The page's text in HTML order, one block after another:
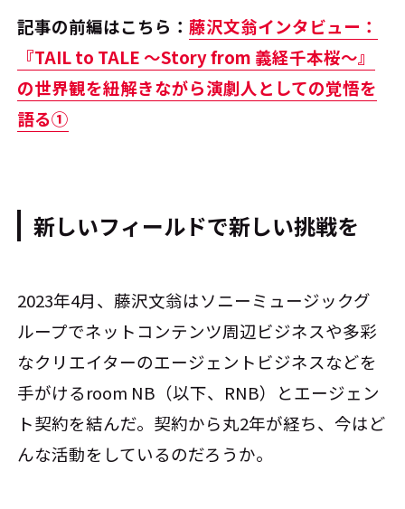
記事の前編はこちら：藤沢文翁インタビュー：
『TAIL to TALE ～Story from 義経千本桜～』
の世界観を紐解きながら演劇人としての覚悟を
語る①
新しいフィールドで新しい挑戦を
2023年4月、藤沢文翁はソニーミュージックグ
ループでネットコンテンツ周辺ビジネスや多彩
なクリエイターのエージェントビジネスなどを
手がけるroom NB（以下、RNB）とエージェン
ト契約を結んだ。契約から丸2年が経ち、今はど
んな活動をしているのだろうか。